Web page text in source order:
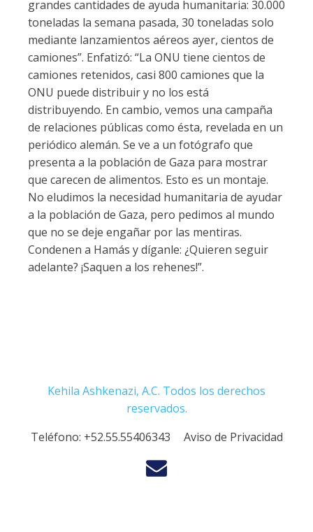
grandes cantidades de ayuda humanitaria: 30.000
toneladas la semana pasada, 30 toneladas solo
mediante lanzamientos aéreos ayer, cientos de
camiones”. Enfatizó: “La ONU tiene cientos de
camiones retenidos, casi 800 camiones que la
ONU puede distribuir y no los está
distribuyendo. En cambio, vemos una campaña
de relaciones públicas como ésta, revelada en un
periódico alemán. Se ve a un fotógrafo que
presenta a la población de Gaza para mostrar
que carecen de alimentos. Esto es un montaje.
No eludimos la necesidad humanitaria de ayudar
a la población de Gaza, pero pedimos al mundo
que no se deje engañar por las mentiras.
Condenen a Hamás y díganle: ¿Quieren seguir
adelante? ¡Saquen a los rehenes!”.
Kehila Ashkenazi, A.C. Todos los derechos
reservados.
Teléfono: +52.55.55406343 Aviso de Privacidad